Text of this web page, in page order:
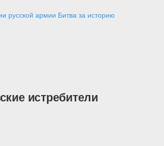
русской армии Битва за историю
истребители